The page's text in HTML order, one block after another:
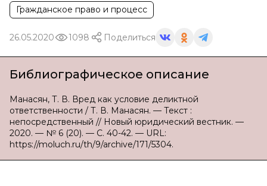
Гражданское право и процесс
26.05.2020 1098 Поделиться
Библиографическое описание
Манасян, Т. В. Вред как условие деликтной
ответственности / Т. В. Манасян. — Текст :
непосредственный // Новый юридический вестник. —
2020. — № 6 (20). — С. 40-42. — URL:
https://moluch.ru/th/9/archive/171/5304.